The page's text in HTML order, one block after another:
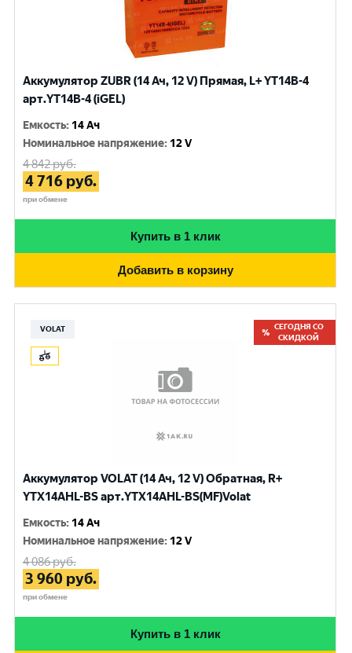
Аккумулятор ZUBR (14 Ач, 12 V) Прямая, L+ YT14B-4
арт.YT14B-4 (iGEL)
Емкость: 14 Ач
Номинальное напряжение: 12 V
4 842руб.
4 716 руб.
при обмене
Купить в 1 клик
Добавить в корзину
VOLAT
СЕГОДНЯ СО
СКИДКОЙ
Аккумулятор VOLAT (14 Ач, 12 V) Обратная, R+
YTX14AHL-BS арт.YTX14AHL-BS(MF)Volat
Емкость: 14 Ач
Номинальное напряжение: 12 V
4 086руб.
3 960 руб.
при обмене
Купить в 1 клик